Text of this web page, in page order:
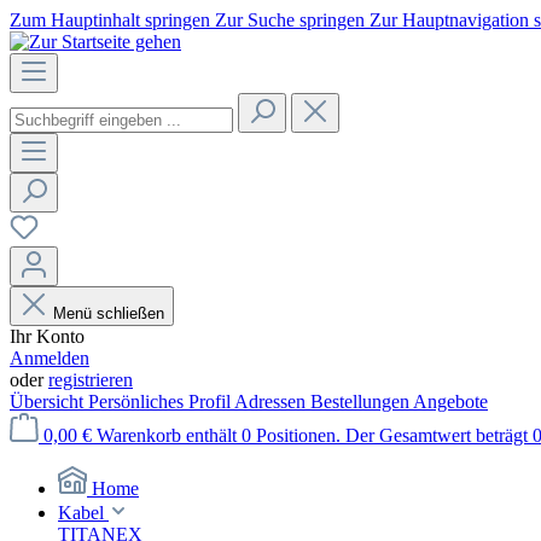
Zum Hauptinhalt springen Zur Suche springen Zur Hauptnavigation
Menü schließen
Ihr Konto
Anmelden
oderregistrieren
Übersicht Persönliches Profil Adressen Bestellungen Angebote
0,00 € Warenkorb enthält 0 Positionen. Der Gesamtwert beträgt
Home
Kabel
TITANEX